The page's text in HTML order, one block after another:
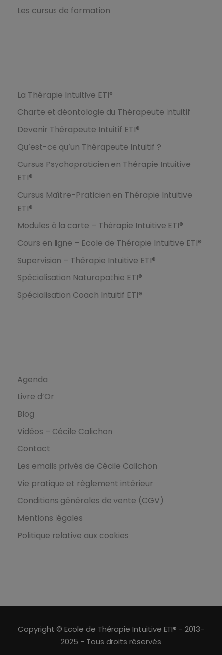
Les cursus de formation
La Thérapie Intuitive ETI®
Charte et déontologie du Thérapeute Intuitif
Devenir Thérapeute Intuitif ETI®
Qu’est-ce qu’un Thérapeute Intuitif ?
Cursus Psychopraticien en Thérapie Intuitive
ETI®
Cursus Maître-Praticien en Thérapie Intuitive
ETI®
Modules à la carte – Thérapie Intuitive ETI®
Cours en ligne – Ecole de Thérapie Intuitive ETI®
Supervision – Thérapie Intuitive ETI®
Spécialisation Naturopathie ETI®
Spécialisation Coach Intuitif ETI®
Agenda
Livre d’Or
Blog
Vidéos – Cécile Calichon
Contact
Les emails privés de Cécile Calichon
Vie pratique et règlement intérieur
Conditions générales de vente (CGV)
Mentions légales
Politique relative aux cookies
Copyright © Ecole de Thérapie Intuitive ETI® - 2013-
2025 - Tous droits réservés